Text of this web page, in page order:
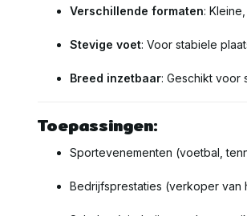
Verschillende formaten:
Stevige voet: Voor stabiele
Breed inzetbaar: Geschikt voor
Toepassingen:
Sportevenementen (voetbal,
Bedrijfsprestaties (verkoper van